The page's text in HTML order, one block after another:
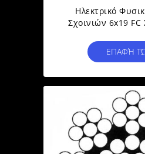
Ηλεκτρικό
Σχοινιών 6x19
Γαλβανίζεται/
ΕΠΑΦΉ